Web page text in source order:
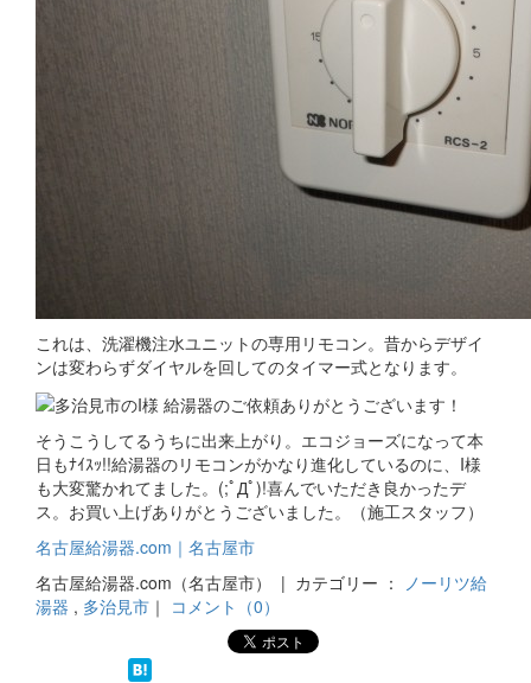
これは、洗濯機注水ユニットの専用リモコン。昔からデザイ
ンは変わらずダイヤルを回してのタイマー式となります。
そうこうしてるうちに出来上がり。エコジョーズになって本
日もﾅｲｽｯ!!給湯器のリモコンがかなり進化しているのに、I様
も大変驚かれてました。(;ﾟДﾟ)!喜んでいただき良かったデ
ス。お買い上げありがとうございました。（施工スタッフ）
名古屋給湯器.com｜名古屋市
名古屋給湯器.com（名古屋市） | カテゴリー ：
ノーリツ給
湯器 , 多治見市 ｜ コメント（0）